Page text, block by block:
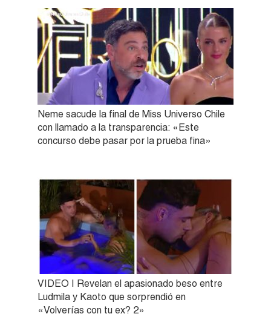
Neme sacude la final de Miss Universo Chile
con llamado a la transparencia: «Este
concurso debe pasar por la prueba fina»
VIDEO | Revelan el apasionado beso entre
Ludmila y Kaoto que sorprendió en
«Volverías con tu ex? 2»